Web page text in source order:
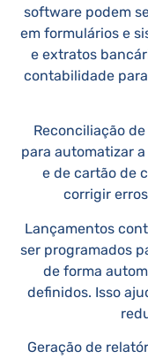
software podem
em formulários e
e extratos
contabilidade
Reconciliação
para automatizar
e de cartão de
corrigir
Lançamentos
ser programados
de forma
definidos. Isso
Geração de